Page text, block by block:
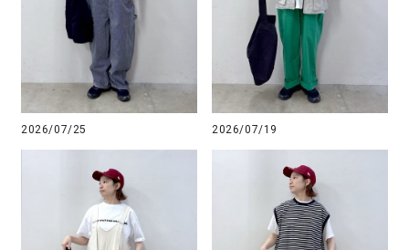
2026/07/25 2026/07/19